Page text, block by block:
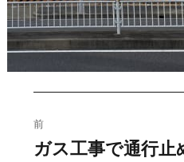
稿
前
過
ガス工事で通行止